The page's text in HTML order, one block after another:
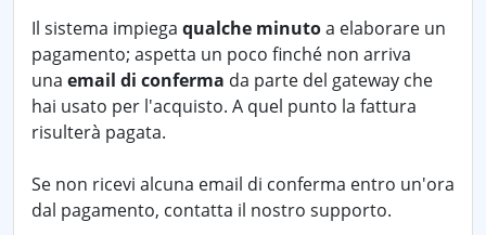
Il sistema impiega qualche minutoa elaborare un
pagamento; aspetta un poco finché non arriva
una email di conferma da parte del gateway che
hai usato per l'acquisto. A quel punto la fattura
risulterà pagata.
Se non ricevi alcuna email di conferma entro un'ora
dal pagamento, contatta il nostro supporto.